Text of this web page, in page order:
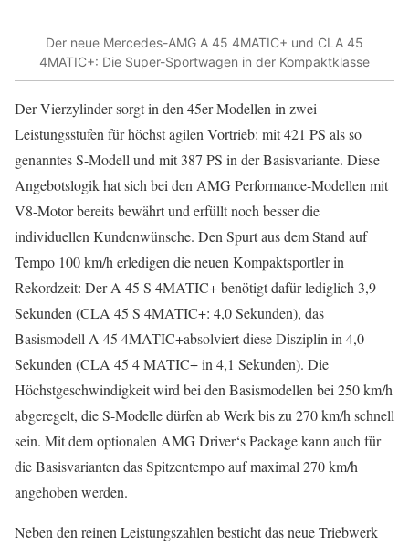
Der neue Mercedes-AMG A 45 4MATIC+ und CLA 45
4MATIC+: Die Super-Sportwagen in der Kompaktklasse
Der Vierzylinder sorgt in den 45er Modellen in zwei
Leistungsstufen für höchst agilen Vortrieb: mit 421 PS als so
genanntes S-Modell und mit 387 PS in der Basisvariante. Diese
Angebotslogik hat sich bei den AMG Performance-Modellen mit
V8-Motor bereits bewährt und erfüllt noch besser die
individuellen Kundenwünsche. Den Spurt aus dem Stand auf
Tempo 100 km/h erledigen die neuen Kompaktsportler in
Rekordzeit: Der A 45 S 4MATIC+ benötigt dafür lediglich 3,9
Sekunden (CLA 45 S 4MATIC+: 4,0 Sekunden), das
Basismodell A 45 4MATIC+absolviert diese Disziplin in 4,0
Sekunden (CLA 45 4 MATIC+ in 4,1 Sekunden). Die
Höchstgeschwindigkeit wird bei den Basismodellen bei 250 km/h
abgeregelt, die S-Modelle dürfen ab Werk bis zu 270 km/h schnell
sein. Mit dem optionalen AMG Driver‘s Package kann auch für
die Basisvarianten das Spitzentempo auf maximal 270 km/h
angehoben werden.
Neben den reinen Leistungszahlen besticht das neue Triebwerk